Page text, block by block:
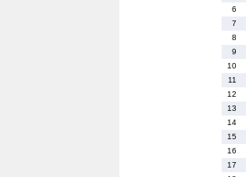
6
7
8
9
10
11
12
13
14
15
16
17